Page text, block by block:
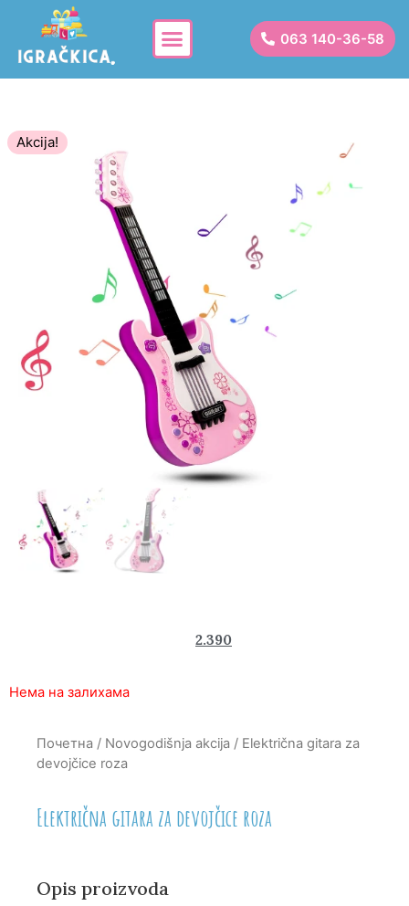
063 140-36-58
Akcija!
2.390
Нема на залихама
Почетна / Novogodišnja akcija / Električna gitara za
devojčice roza
Električna gitara za devojčice roza
Opis proizvoda